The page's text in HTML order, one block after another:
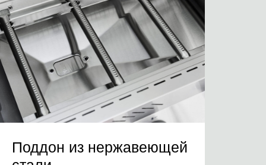
Поддон из нержавеющей